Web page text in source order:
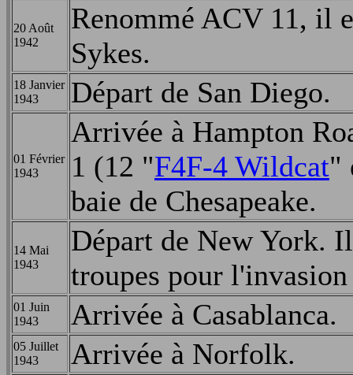
20 Août
1942
Renommé ACV 11, il
Sykes.
18 Janvier
1943
Départ de San Diego.
01 Février
1943
Arrivée à Hampton
1 (12 "F4F-4 Wildcat"
baie de Chesapeake.
14 Mai
1943
Départ de New York.
troupes pour
01 Juin
1943
Arrivée à Casablanca.
05 Juillet
1943
Arrivée à Norfolk.